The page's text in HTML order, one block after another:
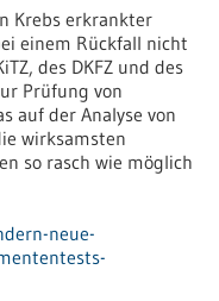
Krebs erkrankter
einem Rückfall nicht
des DKFZ und des
Prüfung von
auf der Analyse von
wirksamsten
so rasch wie möglich
neue-